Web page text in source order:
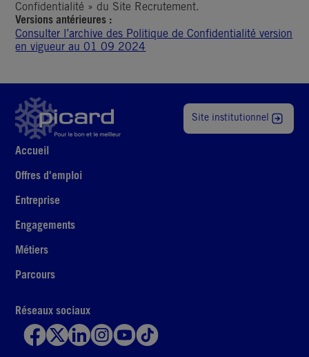
Confidentialité » du Site Recrutement.
Versions antérieures :
Consulter l’archive des Politique de Confidentialité version
en vigueur au 01 09 2024
Site institutionnel
Accueil
Offres d'emploi
Entreprise
Engagements
Métiers
Parcours
Réseaux sociaux